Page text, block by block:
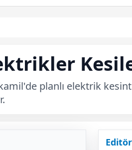
planlı elektrik